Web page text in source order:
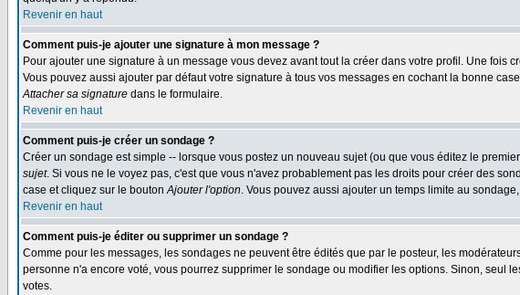
Revenir en haut
Comment puis-je ajouter une signature à mon message ?
Pour ajouter une signature à un message vous devez avant tout la créer dans votre profil. Une fois
Vous pouvez aussi ajouter par défaut votre signature à tous vos messages en cochant la bonne
Attacher sa signature dans le formulaire.
Revenir en haut
Comment puis-je créer un sondage ?
Créer un sondage est simple -- lorsque vous postez un nouveau sujet (ou que vous éditez le
sujet. Si vous ne le voyez pas, c'est que vous n'avez probablement pas les droits pour créer des
case et cliquez sur le boutonAjouter l'option. Vous pouvez aussi ajouter un temps limite au
Revenir en haut
Comment puis-je éditer ou supprimer un sondage ?
Comme pour les messages, les sondages ne peuvent être édités que par le posteur, les
personne n'a encore voté, vous pourrez supprimer le sondage ou modifier les options. Sinon, seul
votes.